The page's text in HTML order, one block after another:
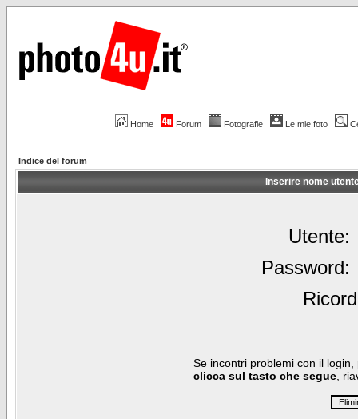
Home Forum Fotografie Le mie foto
Indice del forum
Inserire nome
Utente:
Password:
Se incontri problemi con il
clicca sul tasto che segue ,